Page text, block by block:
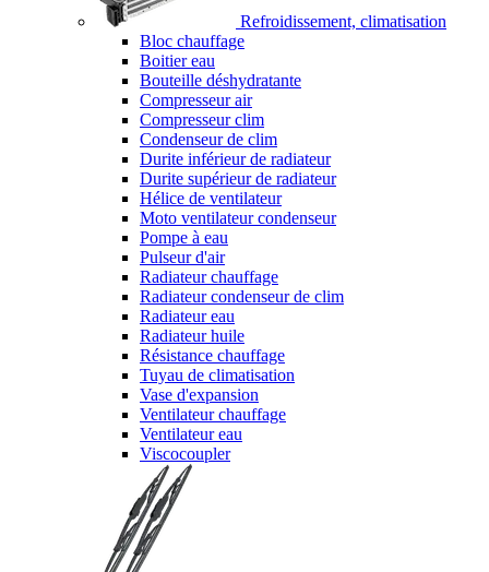
Refroidissement, climatisation
Bloc chauffage
Boitier eau
Bouteille déshydratante
Compresseur air
Compresseur clim
Condenseur de clim
Durite inférieur de radiateur
Durite supérieur de radiateur
Hélice de ventilateur
Moto ventilateur condenseur
Pompe à eau
Pulseur d'air
Radiateur chauffage
Radiateur condenseur de clim
Radiateur eau
Radiateur huile
Résistance chauffage
Tuyau de climatisation
Vase d'expansion
Ventilateur chauffage
Ventilateur eau
Viscocoupler